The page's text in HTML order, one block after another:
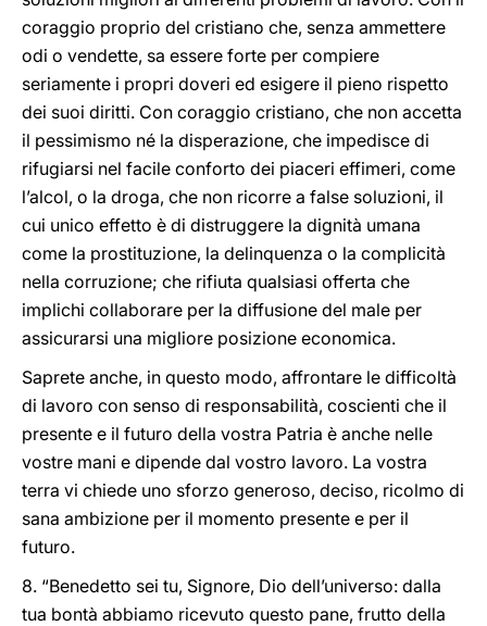
coraggio proprio del cristiano che, senza ammettere
odi o vendette, sa essere forte per compiere
seriamente i propri doveri ed esigere il pieno rispetto
dei suoi diritti. Con coraggio cristiano, che non accetta
il pessimismo né la disperazione, che impedisce di
rifugiarsi nel facile conforto dei piaceri effimeri, come
l’alcol, o la droga, che non ricorre a false soluzioni, il
cui unico effetto è di distruggere la dignità umana
come la prostituzione, la delinquenza o la complicità
nella corruzione; che rifiuta qualsiasi offerta che
implichi collaborare per la diffusione del male per
assicurarsi una migliore posizione economica.
Saprete anche, in questo modo, affrontare le difficoltà
di lavoro con senso di responsabilità, coscienti che il
presente e il futuro della vostra Patria è anche nelle
vostre mani e dipende dal vostro lavoro. La vostra
terra vi chiede uno sforzo generoso, deciso, ricolmo di
sana ambizione per il momento presente e per il
futuro.
8. “Benedetto sei tu, Signore, Dio dell’universo: dalla
tua bontà abbiamo ricevuto questo pane, frutto della